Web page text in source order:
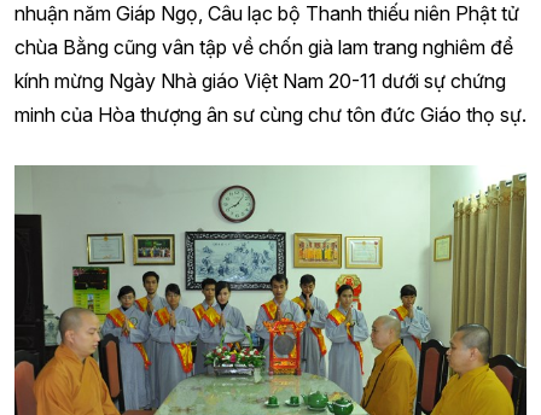
nhuận năm Giáp Ngọ, Câu lạc bộ Thanh thiếu niên Phật tử
chùa Bằng cũng vân tập về chốn già lam trang nghiêm để
kính mừng Ngày Nhà giáo Việt Nam 20-11 dưới sự chứng
minh của Hòa thượng ân sư cùng chư tôn đức Giáo thọ sự.